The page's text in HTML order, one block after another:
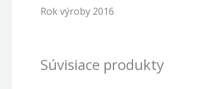
Rok výroby 2016
Súvisiace produkty